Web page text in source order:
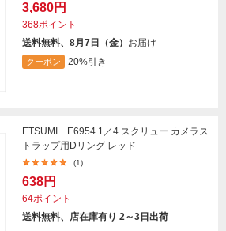
3,680円
368ポイント
送料無料、8月7日（金） お届け
クーポン 20%引き
ETSUMI E6954 1／4 スクリュー カメラス
トラップ用Dリング レッド
(1)
638円
64ポイント
送料無料、店在庫有り 2～3日出荷